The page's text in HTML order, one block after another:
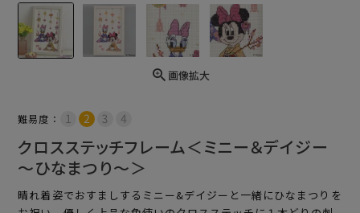
画像拡大
難易度：
クロスステッチフレーム＜ミニー＆デイジー
～ひなまつり～＞
晴れ着姿でおすましするミニー&デイジーと一緒にひなまつりを